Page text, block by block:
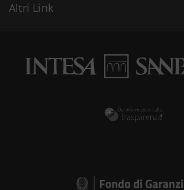
Altri Link